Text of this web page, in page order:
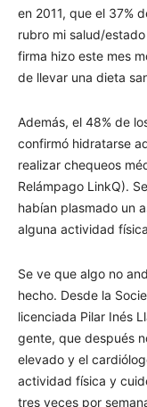
en 2011, que el 37%
rubro mi salud/
firma hizo este mes
de llevar una dieta
Además, el 48% de
confirmó hidratarse
realizar chequeos
Relámpago LinkQ).
habían plasmado un
alguna actividad
Se ve que algo no
hecho. Desde la
licenciada Pilar Inés
gente, que después
elevado y el
actividad física y
tres veces por